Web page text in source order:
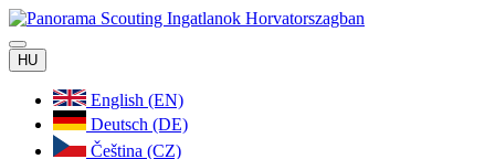
HU
English (EN)
Deutsch (DE)
Čeština (CZ)